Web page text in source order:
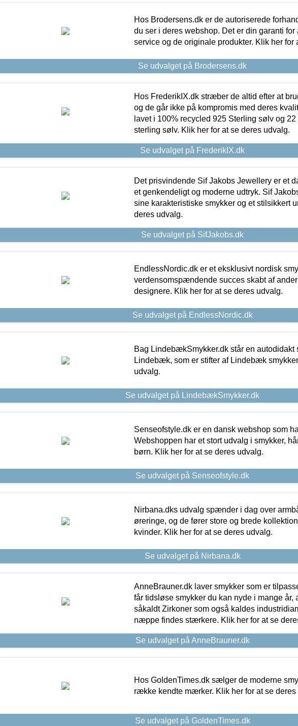
Hos Brodersens.dk er de autoriserede
du ser i deres webshop. Det er din garanti for
service og de originale produkter. Klik her for
Se udvalget på Brodersens.dk
Hos FrederikIX.dk stræber de altid efter at
og de går ikke på kompromis med deres
lavet i 100% recycled 925 Sterling sølv og
sterling sølv. Klik her for at se deres udvalg.
Se udvalget på FrederikIX.dk
Det prisvindende Sif Jakobs Jewellery er et
et genkendeligt og moderne udtryk. Sif
sine karakteristiske smykker og et stilsikkert
deres udvalg.
Se udvalget på SifJakobs.dk
EndlessNordic.dk er et eksklusivt nordisk
verdensomspændende succes skabt af
designere. Klik her for at se deres udvalg.
Se udvalget på EndlessNordic.dk
Bag LindebækSmykker.dk står en autodidakt
Lindebæk, som er stifter af Lindebæk
udvalg.
Se udvalget på LindebækSmykker.dk
Senseofstyle.dk er en dansk webshop som
Webshoppen har et stort udvalg i smykker,
børn. Klik her for at se deres udvalg.
Se udvalget på Senseofstyle.dk
Nirbana.dks udvalg spænder i dag over
øreringe, og de fører store og brede
kvinder. Klik her for at se deres udvalg.
Se udvalget på Nirbana.dk
AnneBrauner.dk laver smykker som er
får tidsløse smykker du kan nyde i mange år,
såkaldt Zirkoner som også kaldes
næppe findes stærkere. Klik her for at se
Se udvalget på AnneBrauner.dk
Hos GoldenTimes.dk sælger de moderne
række kendte mærker. Klik her for at se deres
Se udvalget på GoldenTimes.dk